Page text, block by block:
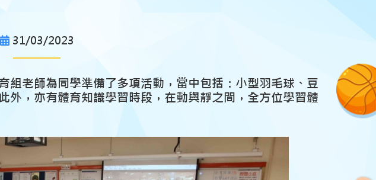
31/03/2023
組老師為同學準備了多項活動，當中包括：小型羽毛球、豆
外，亦有體育知識學習時段，在動與靜之間，全方位學習體